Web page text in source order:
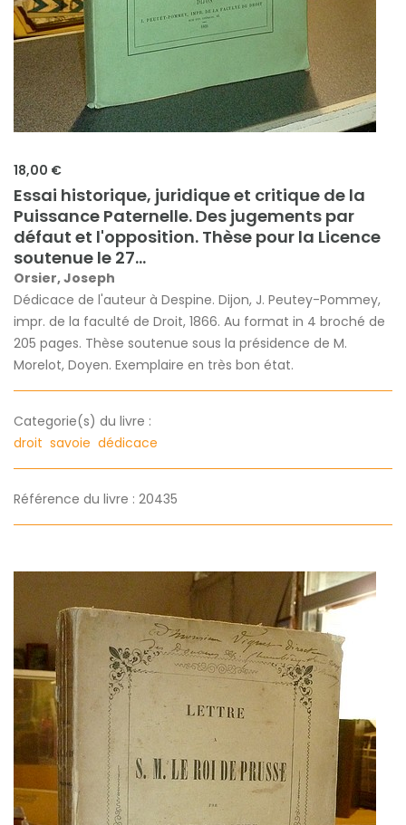
18,00 €
Essai historique, juridique et critique de la
Puissance Paternelle. Des jugements par
défaut et l'opposition. Thèse pour la Licence
soutenue le 27...
Orsier, Joseph
Dédicace de l'auteur à Despine. Dijon, J. Peutey-Pommey,
impr. de la faculté de Droit, 1866. Au format in 4 broché de
205 pages. Thèse soutenue sous la présidence de M.
Morelot, Doyen. Exemplaire en très bon état.
Categorie(s) du livre :
droit savoie dédicace
Référence du livre : 20435